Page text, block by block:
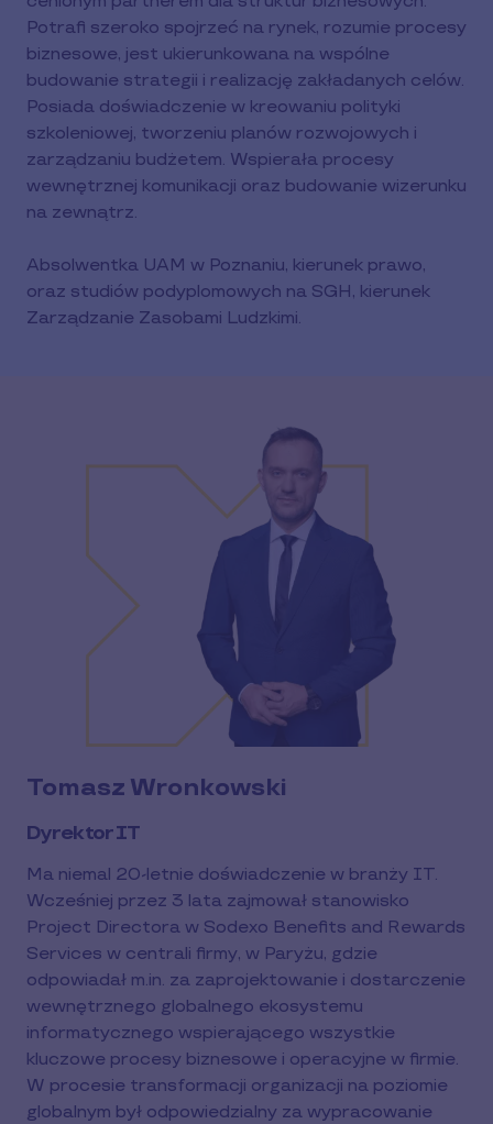
Potrafi szeroko spojrzeć na rynek, rozumie procesy
biznesowe, jest ukierunkowana na wspólne
budowanie strategii i realizację zakładanych celów.
Posiada doświadczenie w kreowaniu polityki
szkoleniowej, tworzeniu planów rozwojowych i
zarządzaniu budżetem. Wspierała procesy
wewnętrznej komunikacji oraz budowanie wizerunku
na zewnątrz.
Absolwentka UAM w Poznaniu, kierunek prawo,
oraz studiów podyplomowych na SGH, kierunek
Zarządzanie Zasobami Ludzkimi.
Tomasz Wronkowski
Dyrektor IT
Ma niemal 20-letnie doświadczenie w branży IT.
Wcześniej przez 3 lata zajmował stanowisko
Project Directora w Sodexo Benefits and Rewards
Services w centrali firmy, w Paryżu, gdzie
odpowiadał m.in. za zaprojektowanie i dostarczenie
wewnętrznego globalnego ekosystemu
informatycznego wspierającego wszystkie
kluczowe procesy biznesowe i operacyjne w firmie.
W procesie transformacji organizacji na poziomie
globalnym był odpowiedzialny za wypracowanie